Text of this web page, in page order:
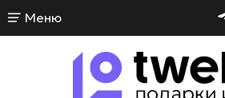
Меню